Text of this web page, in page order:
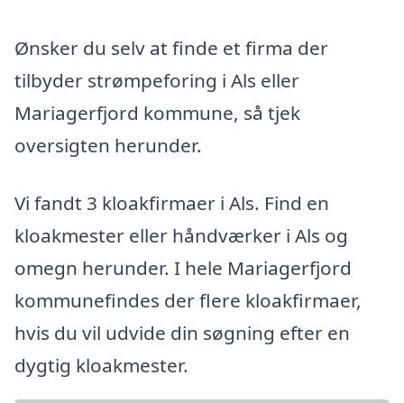
Ønsker du selv at finde et firma der
tilbyder strømpeforing i Als eller
Mariagerfjord kommune, så tjek
oversigten herunder.
Vi fandt 3 kloakfirmaer i Als. Find en
kloakmester eller håndværker i Als og
omegn herunder. I hele Mariagerfjord
kommunefindes der flere kloakfirmaer,
hvis du vil udvide din søgning efter en
dygtig kloakmester.